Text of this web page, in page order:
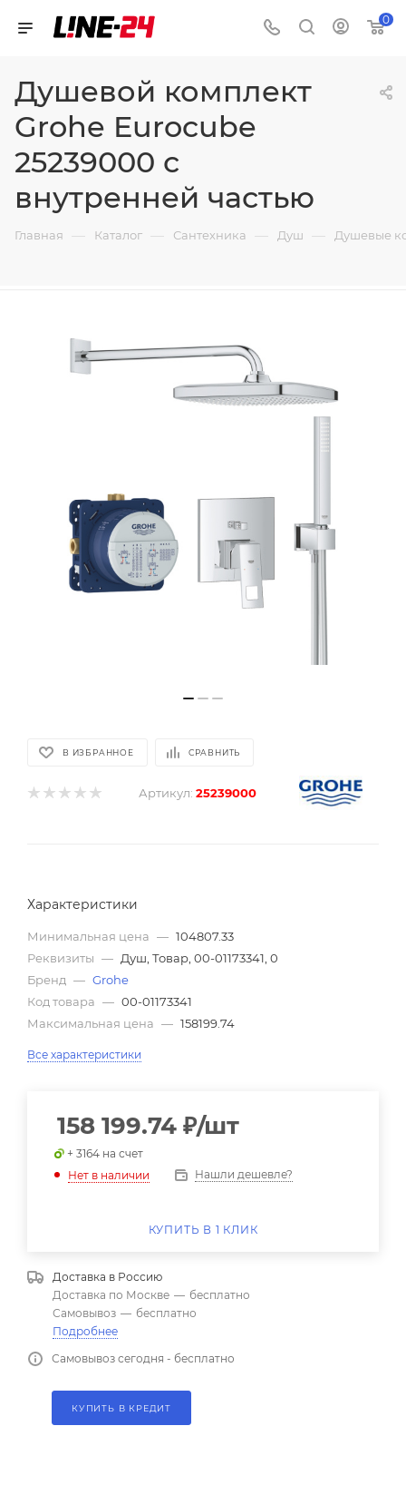
0
Душевой комплект
Grohe Eurocube
25239000 с
внутренней частью
Главная — Каталог — Сантехника — Душ — Душевые
В ИЗБРАННОЕ СРАВНИТЬ
Артикул: 25239000
Характеристики
Минимальная цена — 104807.33
Реквизиты — Душ, Товар, 00-01173341, 0
Бренд — Grohe
Код товара — 00-01173341
Максимальная цена — 158199.74
Все характеристики
158 199.74 ₽/шт
+ 3164 на счет
Нет в наличии
Нашли дешевле?
КУПИТЬ В 1 КЛИК
Доставка в Россию
Доставка по Москве — бесплатно
Самовывоз — бесплатно
Подробнее
Самовывоз сегодня - бесплатно
КУПИТЬ В КРЕДИТ